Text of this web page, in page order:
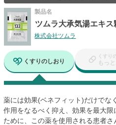
製品名
ツムラ大承気湯エキス
株式会社ツムラ
くすりのしおり
くすり
もっ
薬には効果(ベネフィット)だけでな
作用をなるべく抑え、効果を最大
ために、この薬を使用される患者さ